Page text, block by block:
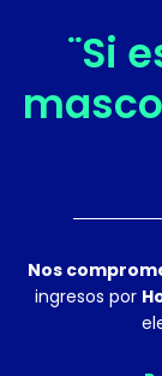
¨Si
Nos
ingresos por